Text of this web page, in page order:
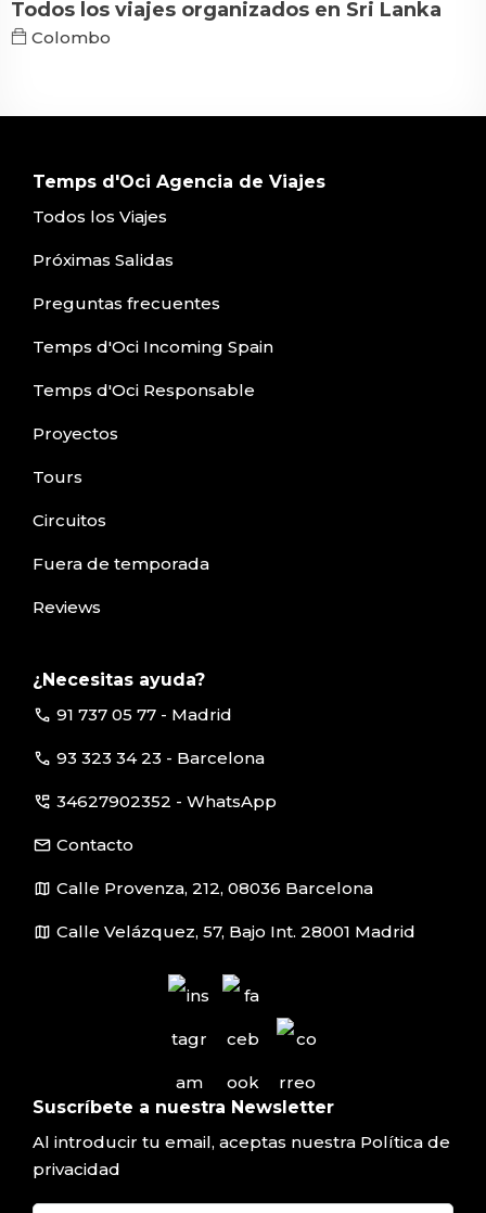
Todos los viajes organizados en Sri Lanka
Colombo
Temps d'Oci Agencia de Viajes
Todos los Viajes
Próximas Salidas
Preguntas frecuentes
Temps d'Oci Incoming Spain
Temps d'Oci Responsable
Proyectos
Tours
Circuitos
Fuera de temporada
Reviews
¿Necesitas ayuda?
call 91 737 05 77 - Madrid
call 93 323 34 23 - Barcelona
perm_phone_msg 34627902352 - WhatsApp
email Contacto
map Calle Provenza, 212, 08036 Barcelona
map Calle Velázquez, 57, Bajo Int. 28001 Madrid
Suscríbete a nuestra Newsletter
Al introducir tu email, aceptas nuestra Política de
privacidad